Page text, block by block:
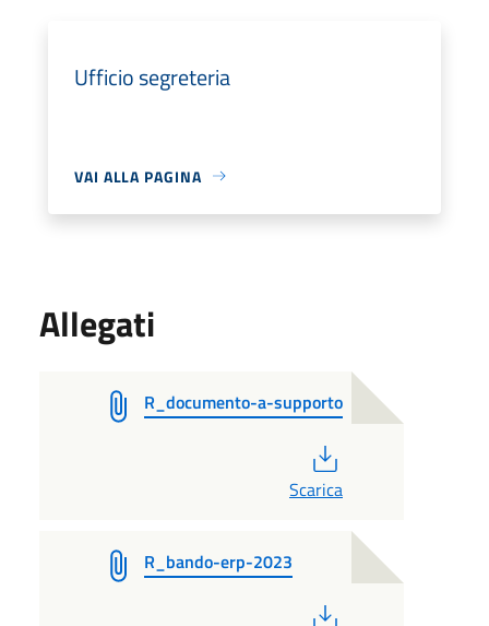
Ufficio segreteria
VAI ALLA PAGINA
Allegati
R_documento-a-supporto
Scarica
R_bando-erp-2023